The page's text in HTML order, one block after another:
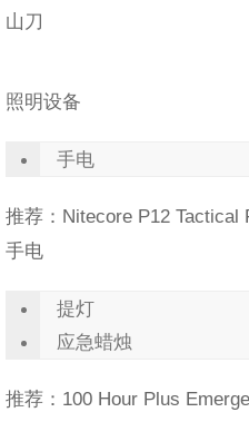
山刀
照明设备
手电
推荐：Nitecore P12 Tactical
手电
提灯
应急蜡烛
推荐：100 Hour Plus